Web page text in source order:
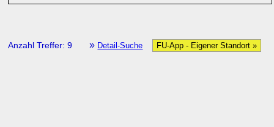
Anzahl Treffer: 9 » Detail-Suche FU-App - Eigener Standort »